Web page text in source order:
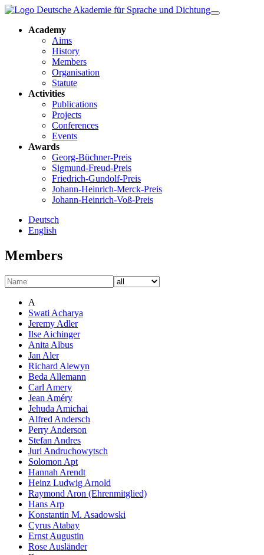
Academy
Aims
History
Members
Organisation
Statute
Activities
Publications
Projects
Conferences
Events
Awards
Georg-Büchner-Preis
Sigmund-Freud-Preis
Friedrich-Gundolf-Preis
Johann-Heinrich-Merck-Preis
Johann-Heinrich-Voß-Preis
Deutsch
English
Members
A
Swati Acharya
Jeremy Adler
Ilse Aichinger
Anita Albus
Jan Aler
Richard Alewyn
Beda Allemann
Carl Amery
Jean Améry
Jehuda Amichai
Alfred Andersch
Perry Anderson
Stefan Andres
Juri Andruchowytsch
Solomon Apt
Hannah Arendt
Heinz Ludwig Arnold
Raymond Aron (Ehrenmitglied)
Hans Arp
Konstantin M. Asadowski
Cyrus Atabay
Ernst Augustin
Rose Ausländer